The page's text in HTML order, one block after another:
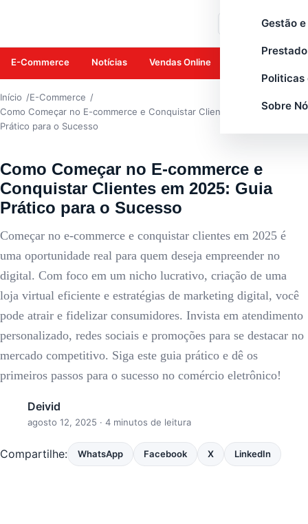
Gestão
Politicas
Sobre
E-Commerce Notícias Vendas Online
Início
E-Commerce
Como Começar no E-commerce e Conquistar Clientes em 2025: Guia
Prático para o Sucesso
Como Começar no E-commerce e
Conquistar Clientes em 2025: Guia
Prático para o Sucesso
Começar no e-commerce e conquistar clientes em 2025 é
uma oportunidade real para quem deseja empreender no
digital. Com foco em um nicho lucrativo, criação de uma
loja virtual eficiente e estratégias de marketing digital, você
pode atrair e fidelizar consumidores. Invista em atendimento
personalizado, redes sociais e promoções para se destacar no
mercado competitivo. Siga este guia prático e dê os
primeiros passos para o sucesso no comércio eletrônico!
Deivid
agosto 12, 2025 · 4 minutos de leitura
Compartilhe: WhatsApp Facebook X LinkedIn